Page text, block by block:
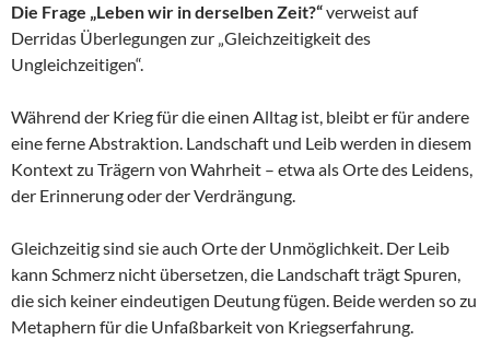
Die Frage „Leben wir in derselben Zeit?“verweist auf
Derridas Überlegungen zur „Gleichzeitigkeit des
Ungleichzeitigen“.
Während der Krieg für die einen Alltag ist, bleibt er für andere
eine ferne Abstraktion. Landschaft und Leib werden in diesem
Kontext zu Trägern von Wahrheit – etwa als Orte des Leidens,
der Erinnerung oder der Verdrängung.
Gleichzeitig sind sie auch Orte der Unmöglichkeit. Der Leib
kann Schmerz nicht übersetzen, die Landschaft trägt Spuren,
die sich keiner eindeutigen Deutung fügen. Beide werden so zu
Metaphern für die Unfaßbarkeit von Kriegserfahrung.